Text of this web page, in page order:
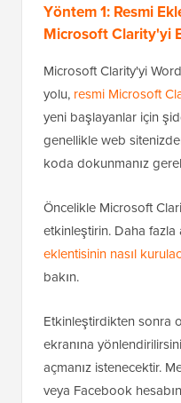
Yöntem 1: Resmi
Microsoft Clarity'yi
Microsoft Clarity'yi
yolu, resmi Microsoft
yeni başlayanlar için
genellikle web
koda dokunmanız
Öncelikle Microsoft
etkinleştirin. Daha fazla
eklentisinin nasıl
bakın.
Etkinleştirdikten sonra
ekranına
açmanız istenecektir.
veya Facebook